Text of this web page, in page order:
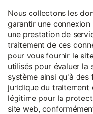
Nous collectons les
garantir une
une prestation de
traitement de ces
pour vous fournir le
utilisés pour évaluer la
système ainsi qu'à des
juridique du traitement
légitime pour la
site web,